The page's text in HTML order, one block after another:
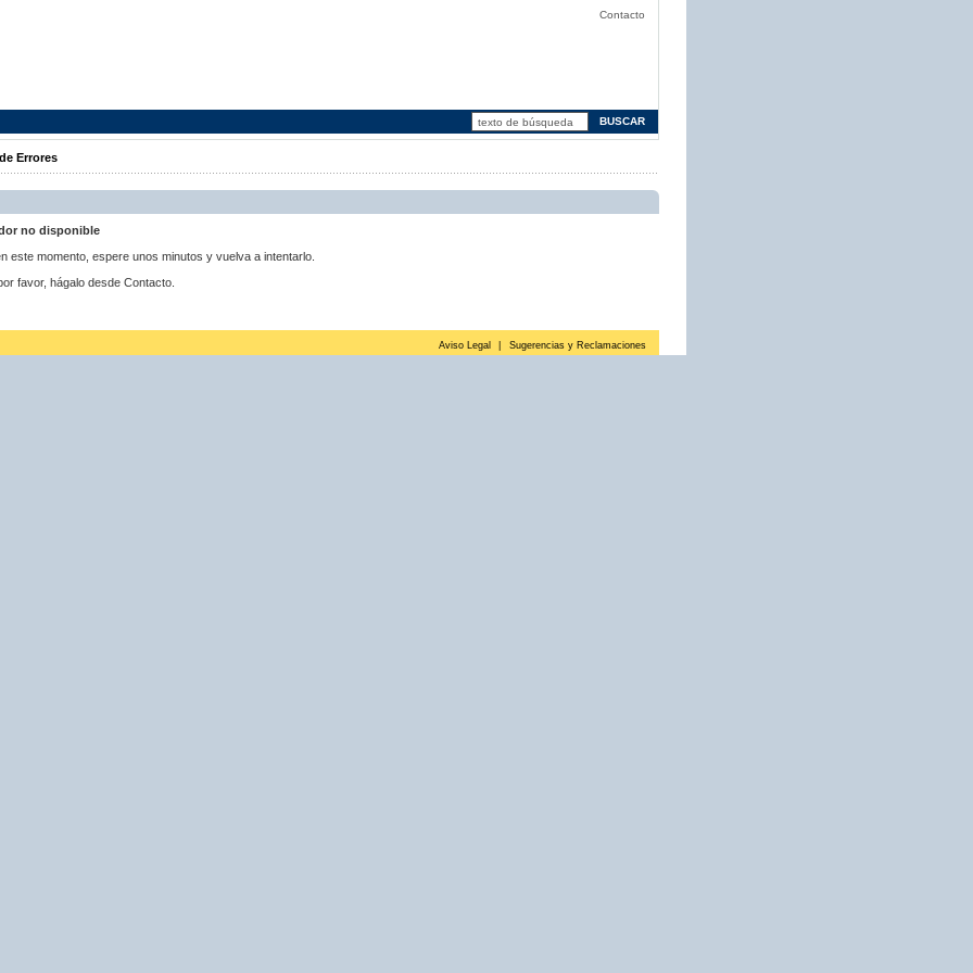
Contacto
Errores
no disponible
este momento, espere unos minutos y vuelva a intentarlo.
favor, hágalo desde Contacto.
Aviso Legal Sugerencias y Reclamaciones